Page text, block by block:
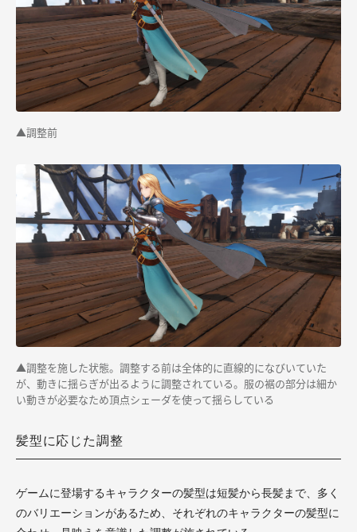
▲調整前
▲調整を施した状態。調整する前は全体的に直線的になびいていた
が、動きに揺らぎが出るように調整されている。服の裾の部分は細か
い動きが必要なため頂点シェーダを使って揺らしている
髪型に応じた調整
ゲームに登場するキャラクターの髪型は短髪から長髪まで、多く
のバリエーションがあるため、それぞれのキャラクターの髪型に